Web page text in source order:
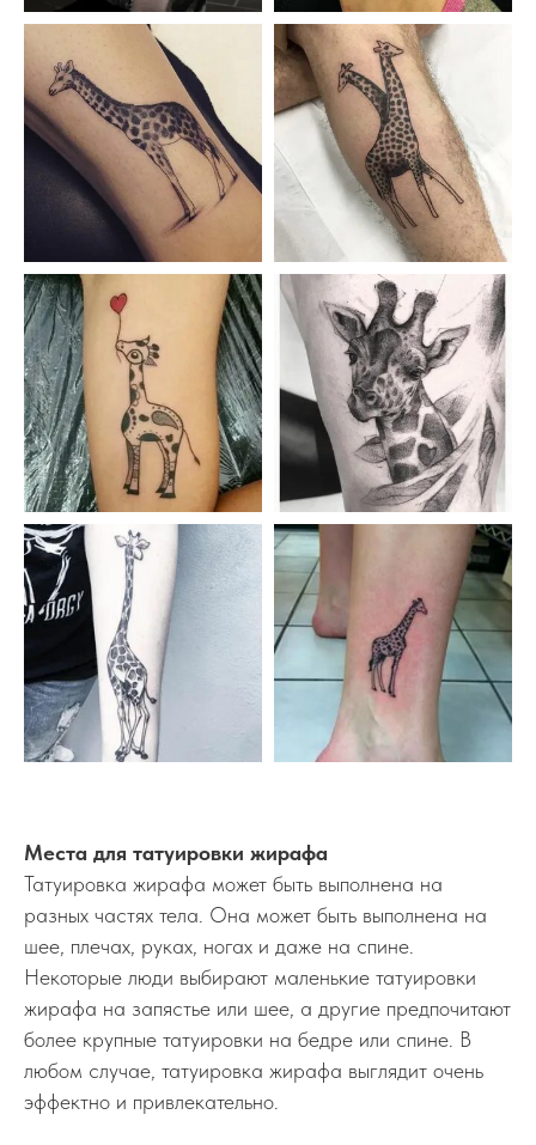
Места для татуировки жирафа
Татуировка жирафа может быть выполнена на
разных частях тела. Она может быть выполнена на
шее, плечах, руках, ногах и даже на спине.
Некоторые люди выбирают маленькие татуировки
жирафа на запястье или шее, а другие предпочитают
более крупные татуировки на бедре или спине. В
любом случае, татуировка жирафа выглядит очень
эффектно и привлекательно.